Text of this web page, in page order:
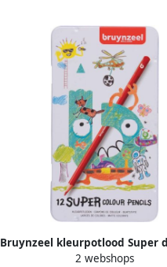
Bruynzeel kleurpotlood Super
12 stuks
2 webshops